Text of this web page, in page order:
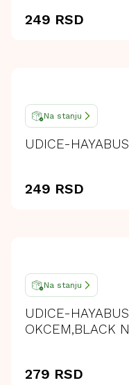
249 RSD
Na stanju
UDICE-
249 RSD
Na stanju
UDICE-
OKCEM,BLACK
279 RSD